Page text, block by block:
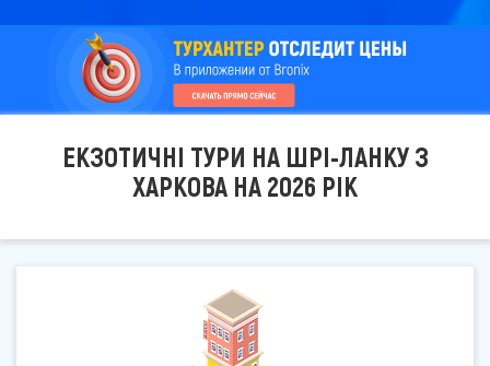
ЕКЗОТИЧНІ ТУРИ НА ШРІ-ЛАНКУ З
ХАРКОВА НА 2026 РІК